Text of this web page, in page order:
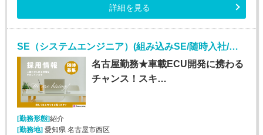
詳細を見る
SE（システムエンジニア）(組み込みSE/随時入社/正社員)
名古屋勤務★車載ECU開発に携わる
チャンス！スキ…
[勤務形態]紹介
[勤務地] 愛知県 名古屋市西区